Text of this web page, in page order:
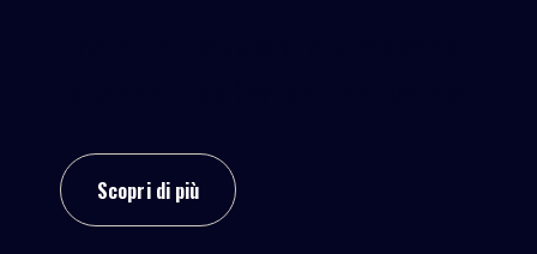
Scopri di più